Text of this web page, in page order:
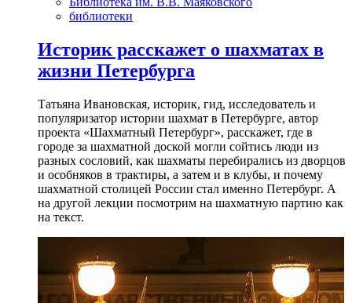
библиотеки
Историк расскажет о шахматах в
жизни Петербурга
Татьяна Ивановская, историк, гид, исследователь и
популяризатор истории шахмат в Петербурге, автор
проекта «Шахматный Петербург», расскажет, где в
городе за шахматной доской могли сойтись люди из
разных сословий, как шахматы перебирались из дворцов
и особняков в трактиры, а затем и в клубы, и почему
шахматной столицей России стал именно Петербург. А
на другой лекции посмотрим на шахматную партию как
на текст.